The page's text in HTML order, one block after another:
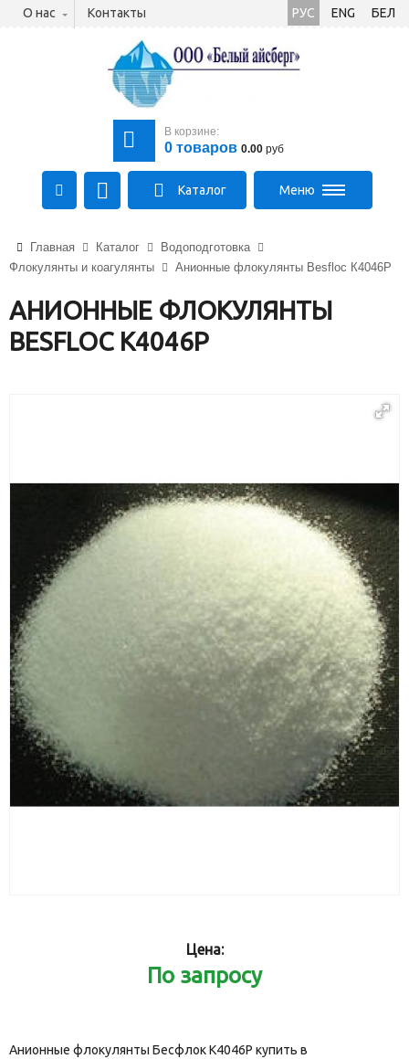
О нас Контакты РУС ENG БЕЛ
В корзине:
0 товаров 0.00 руб
+375 (29) 710-23-43
+375 (33) 315-03-03
aysberg-sales@yandex.by
Каталог Меню
Главная Каталог
Водоподготовка
Флокулянты и коагулянты
Анионные флокулянты Besfloc К4046Р
АНИОННЫЕ ФЛОКУЛЯНТЫ
BESFLOC К4046Р
Цена:
По запросу
Анионные флокулянты Бесфлок К4046Р купить в